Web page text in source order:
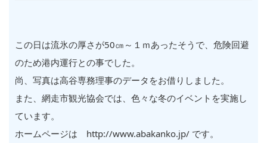
この日は流氷の厚さが50㎝～１ｍあったそうで、危険回避
のため港内運行との事でした。
尚、写真は高谷専務理事のデータをお借りしました。
また、網走市観光協会では、色々な冬のイベントを実施し
ています。
ホームページは http://www.abakanko.jp/ です。